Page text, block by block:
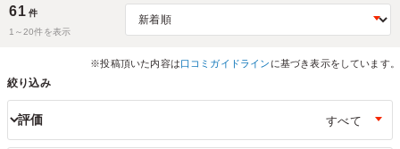
61 件
1～20件を表示
※投稿頂いた内容は口コミガイドライン に基づき表示をしています。
絞り込み
評価